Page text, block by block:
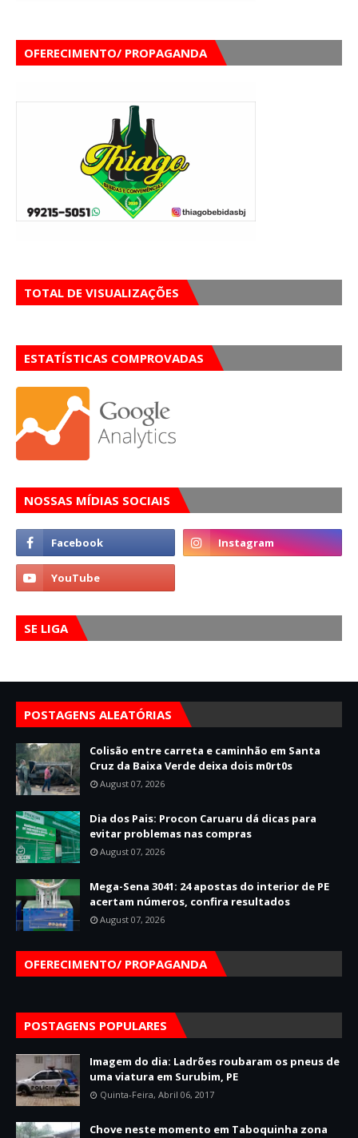
OFERECIMENTO/ PROPAGANDA
TOTAL DE VISUALIZAÇÕES
ESTATÍSTICAS COMPROVADAS
NOSSAS MÍDIAS SOCIAIS
SE LIGA
POSTAGENS ALEATÓRIAS
Colisão entre carreta e caminhão em Santa
Cruz da Baixa Verde deixa dois m0rt0s
August 07, 2026
Dia dos Pais: Procon Caruaru dá dicas para
evitar problemas nas compras
August 07, 2026
Mega-Sena 3041: 24 apostas do interior de PE
acertam números, confira resultados
August 07, 2026
OFERECIMENTO/ PROPAGANDA
POSTAGENS POPULARES
Imagem do dia: Ladrões roubaram os pneus de
uma viatura em Surubim, PE
Quinta-Feira, Abril 06, 2017
Chove neste momento em Taboquinha zona